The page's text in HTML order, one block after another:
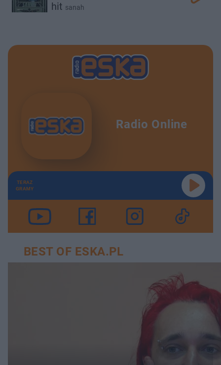
hit sanah
Radio Online
TERAZ
GRAMY
BEST OF ESKA.PL